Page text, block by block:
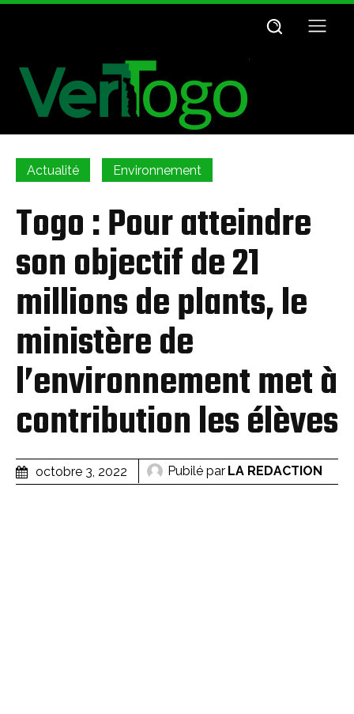
Actualité Environnement
Togo : Pour atteindre
son objectif de 21
millions de plants, le
ministère de
l’environnement met à
contribution les élèves
octobre 3, 2022 Pubilé par LA REDACTION